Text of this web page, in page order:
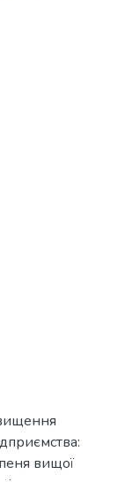
вищої